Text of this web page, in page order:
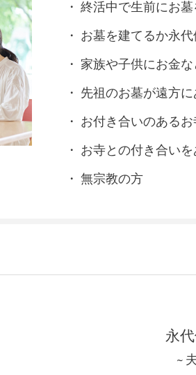
終活中で生前にお
お墓を建てるか永
家族や子供にお金
先祖のお墓が遠方
お付き合いのある
お寺との付き合い
無宗教の方
永
~